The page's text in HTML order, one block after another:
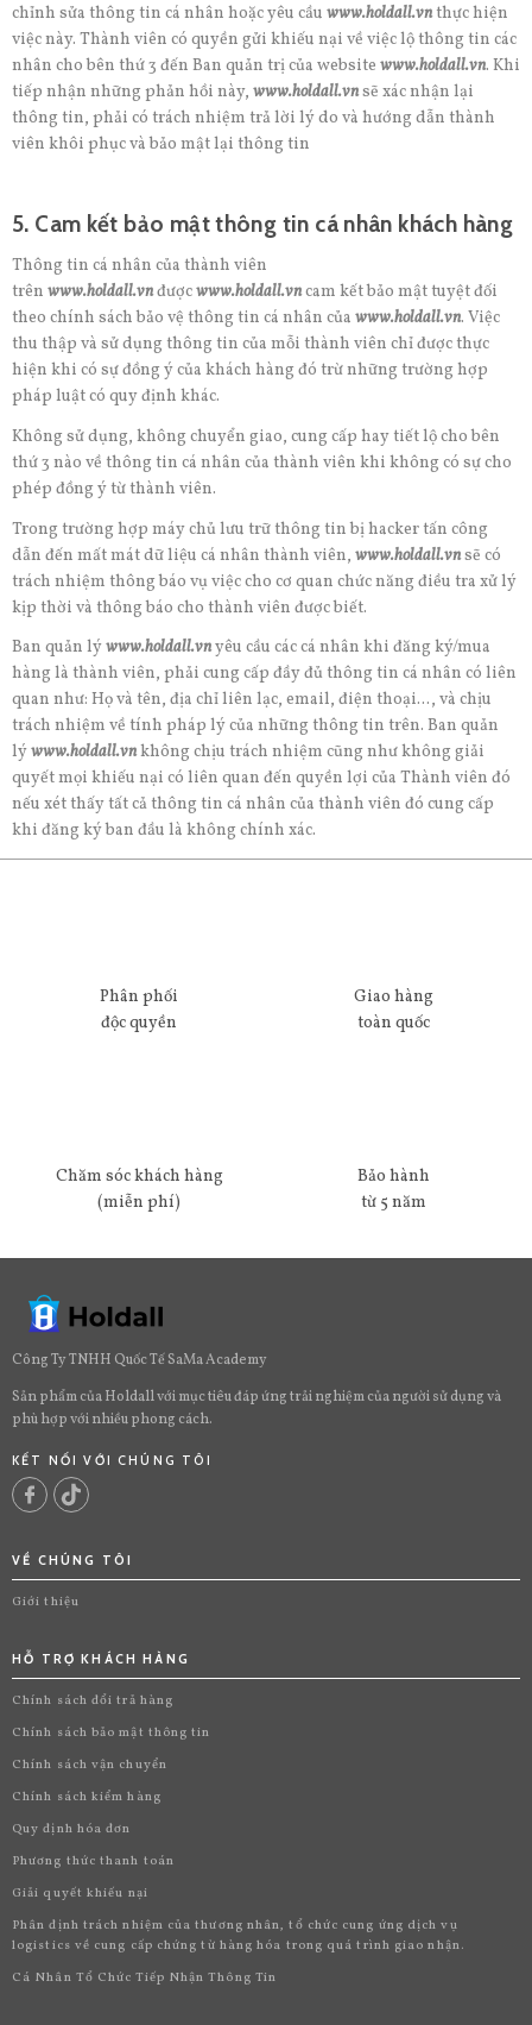
chỉnh sửa thông tin cá nhân hoặc yêu cầu www.holdall.vnthực hiện
việc này. Thành viên có quyền gửi khiếu nại về việc lộ thông tin các
nhân cho bên thứ 3 đến Ban quản trị của website www.holdall.vn. Khi
tiếp nhận những phản hồi này, www.holdall.vnsẽ xác nhận lại
thông tin, phải có trách nhiệm trả lời lý do và hướng dẫn thành
viên khôi phục và bảo mật lại thông tin
5. Cam kết bảo mật thông tin cá nhân khách hàng
Thông tin cá nhân của thành viên
trên www.holdall.vnđượcwww.holdall.vncam kết bảo mật tuyệt đối
theo chính sách bảo vệ thông tin cá nhân của www.holdall.vn. Việc
thu thập và sử dụng thông tin của mỗi thành viên chỉ được thực
hiện khi có sự đồng ý của khách hàng đó trừ những trường hợp
pháp luật có quy định khác.
Không sử dụng, không chuyển giao, cung cấp hay tiết lộ cho bên
thứ 3 nào về thông tin cá nhân của thành viên khi không có sự cho
phép đồng ý từ thành viên.
Trong trường hợp máy chủ lưu trữ thông tin bị hacker tấn công
dẫn đến mất mát dữ liệu cá nhân thành viên, www.holdall.vnsẽ có
trách nhiệm thông báo vụ việc cho cơ quan chức năng điều tra xử lý
kịp thời và thông báo cho thành viên được biết.
Ban quản lýwww.holdall.vnyêu cầu các cá nhân khi đăng ký/mua
hàng là thành viên, phải cung cấp đầy đủ thông tin cá nhân có liên
quan như: Họ và tên, địa chỉ liên lạc, email, điện thoại..., và chịu
trách nhiệm về tính pháp lý của những thông tin trên. Ban quản
lýwww.holdall.vnkhông chịu trách nhiệm cũng như không giải
quyết mọi khiếu nại có liên quan đến quyền lợi của Thành viên đó
nếu xét thấy tất cả thông tin cá nhân của thành viên đó cung cấp
khi đăng ký ban đầu là không chính xác.
Phân phối
độc quyền
Giao hàng
toàn quốc
Chăm sóc khách hàng
(miễn phí)
Bảo hành
từ 5 năm
Công Ty TNHH Quốc Tế SaMa Academy
Sản phẩm của Holdall với mục tiêu đáp ứng trải nghiệm của người sử dụng và
phù hợp với nhiều phong cách.
KẾT NỐI VỚI CHÚNG TÔI
VỀ CHÚNG TÔI
Giới thiệu
HỖ TRỢ KHÁCH HÀNG
Chính sách đổi trả hàng
Chính sách bảo mật thông tin
Chính sách vận chuyển
Chính sách kiểm hàng
Quy định hóa đơn
Phương thức thanh toán
Giải quyết khiếu nại
Phân định trách nhiệm của thương nhân, tổ chức cung ứng dịch vụ
logistics về cung cấp chứng từ hàng hóa trong quá trình giao nhận.
Cá Nhân Tổ Chức Tiếp Nhận Thông Tin